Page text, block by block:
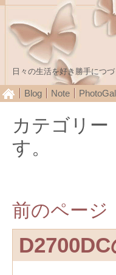
日々の生活を好き勝手につ
Blog Note
カテゴリー
す。
前のページ